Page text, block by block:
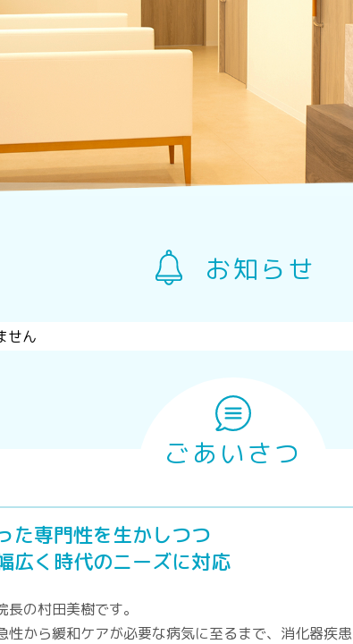
お知らせ
せん
ごあいさつ
た専門性を生かしつつ
広く時代のニーズに対応
の村田美樹です。
性から緩和ケアが必要な病気に至るまで、消化器疾患